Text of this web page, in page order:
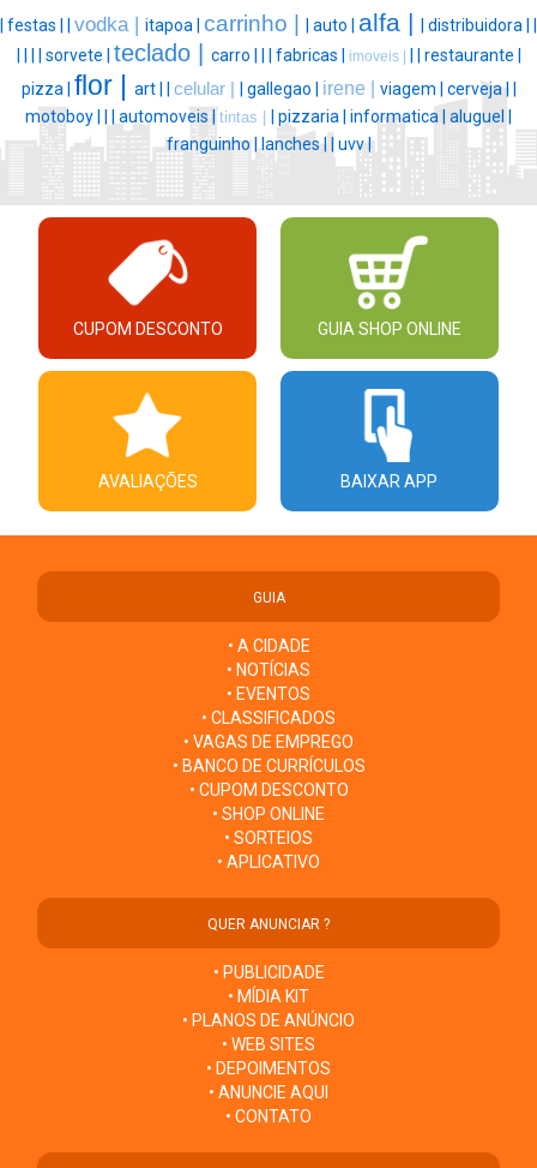
festas | vodka | itapoa | carrinho | auto | alfa | distribuidora |
sorvete | teclado | carro | fabricas | imoveis |
restaurante |
pizza | flor | art | celular | gallegao | irene | viagem | cerveja |
motoboy |
automoveis | tintas | pizzaria | informatica | aluguel |
franguinho |lanches | uvv |
CUPOM DESCONTO GUIA SHOP ONLINE
AVALIAÇÕES BAIXAR APP
GUIA
• A CIDADE
• NOTÍCIAS
• EVENTOS
• CLASSIFICADOS
• VAGAS DE EMPREGO
• BANCO DE CURRÍCULOS
• CUPOM DESCONTO
• SHOP ONLINE
• SORTEIOS
• APLICATIVO
QUER ANUNCIAR ?
• PUBLICIDADE
• MÍDIA KIT
• PLANOS DE ANÚNCIO
• WEB SITES
• DEPOIMENTOS
• ANUNCIE AQUI
• CONTATO